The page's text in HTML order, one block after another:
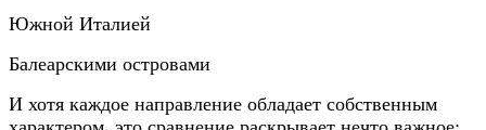
Южной Италией
Балеарскими островами
И хотя каждое направление обладает собственным